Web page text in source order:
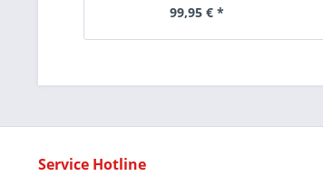
99,95 € *
Service Hotline